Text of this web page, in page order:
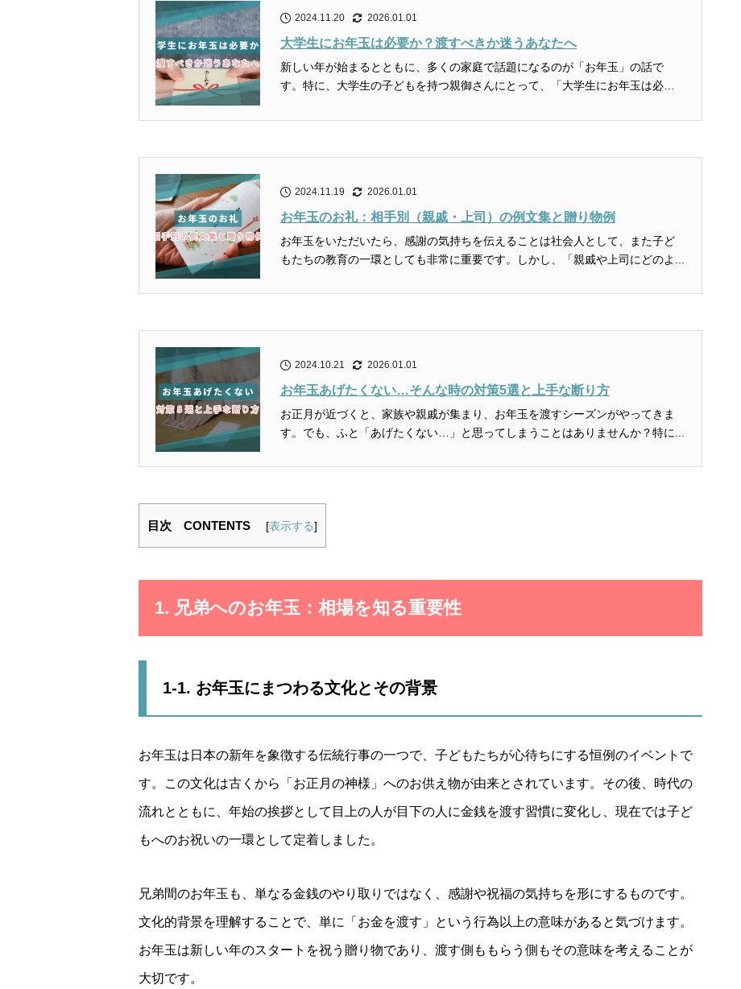
2024.11.20 2026.01.01
大学生にお年玉は必要か？渡すべきか迷うあなたへ
新しい年が始まるとともに、多くの家庭で話題になるのが「お年玉」の話で
す。特に、大学生の子どもを持つ親御さんにとって、「大学生にお年玉は必要
2024.11.19 2026.01.01
お年玉のお礼：相手別（親戚・上司）の例文集と贈り物例
お年玉をいただいたら、感謝の気持ちを伝えることは社会人として、また子ど
もたちの教育の一環としても非常に重要です。しかし、「親戚や上司にどのよ...
2024.10.21 2026.01.01
お年玉あげたくない…そんな時の対策5選と上手な断り方
お正月が近づくと、家族や親戚が集まり、お年玉を渡すシーズンがやってきま
す。でも、ふと「あげたくない…」と思ってしまうことはありませんか？特に...
目次 CONTENTS [表示する]
1. 兄弟へのお年玉：相場を知る重要性
1-1. お年玉にまつわる文化とその背景
お年玉は日本の新年を象徴する伝統行事の一つで、子どもたちが心待ちにする恒例のイベントで
す。この文化は古くから「お正月の神様」へのお供え物が由来とされています。その後、時代の
流れとともに、年始の挨拶として目上の人が目下の人に金銭を渡す習慣に変化し、現在では子ど
もへのお祝いの一環として定着しました。
兄弟間のお年玉も、単なる金銭のやり取りではなく、感謝や祝福の気持ちを形にするものです。
文化的背景を理解することで、単に「お金を渡す」という行為以上の意味があると気づけます。
お年玉は新しい年のスタートを祝う贈り物であり、渡す側ももらう側もその意味を考えることが
大切です。